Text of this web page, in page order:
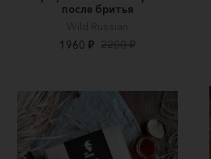
после бритья
Wild Russian
1960 ₽ 2200 ₽